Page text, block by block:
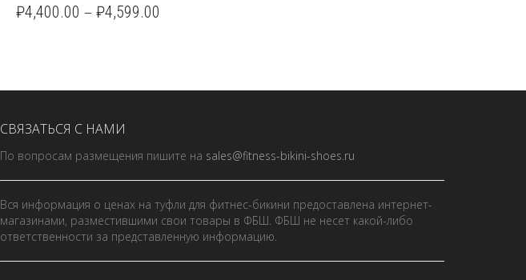
₽4,400.00 – ₽4,599.00
СВЯЗАТЬСЯ С НАМИ
По вопросам размещения пишите на sales@fitness-bikini-shoes.ru
Вся информация о ценах на туфли для фитнес-бикини предоставлена интернет-
магазинами, разместившими свои товары в ФБШ. ФБШ не несет какой-либо
ответственности за представленную информацию.